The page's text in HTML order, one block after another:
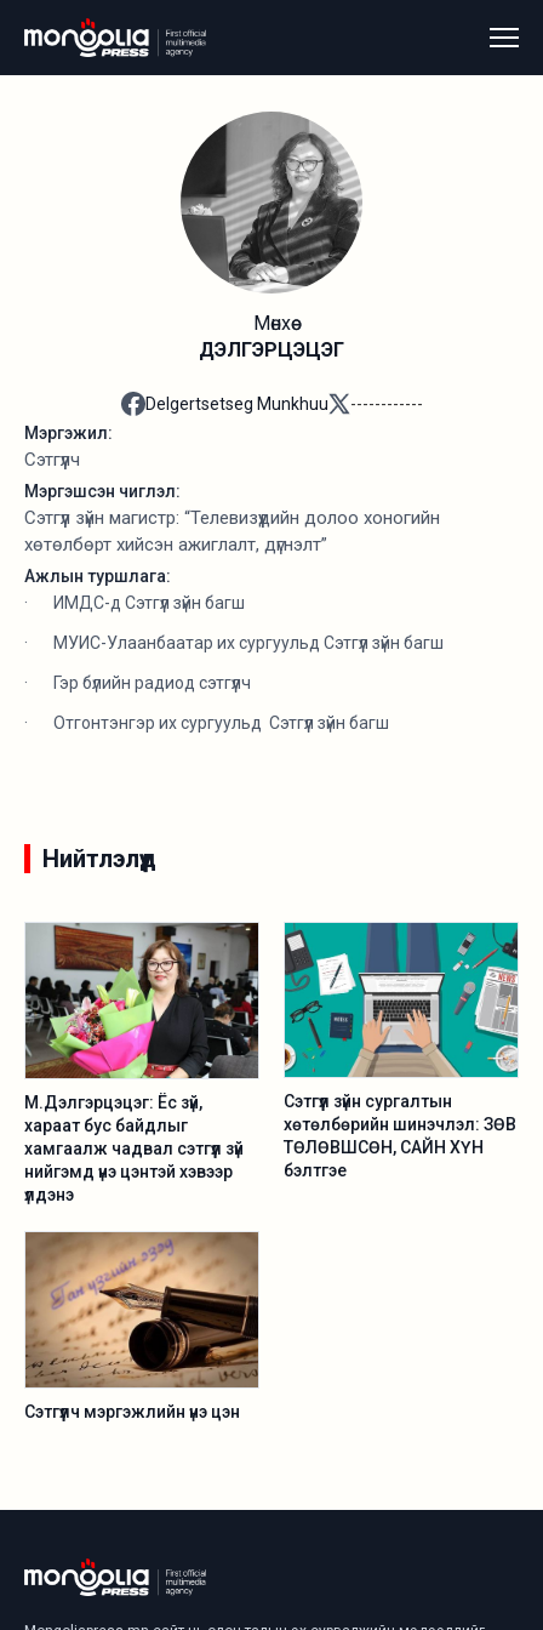
Мөнхөө
ДЭЛГЭРЦЭЦЭГ
Delgertsetseg Munkhuu
------------
Мэргэжил:
Сэтгүүлч
Мэргэшсэн чиглэл:
Сэтгүүл зүйн магистр: “Телевизүүдийн долоо хоногийн
хөтөлбөрт хийсэн ажиглалт, дүгнэлт”
Ажлын туршлага:
· ИМДС-д Сэтгүүл зүйн багш
· МУИС-Улаанбаатар их сургуульд Сэтгүүл зүйн багш
· Гэр бүлийн радиод сэтгүүлч
· Отгонтэнгэр их сургуульд Сэтгүүл зүйн багш
Нийтлэлүүд
М.Дэлгэрцэцэг: Ёс зүй,
хараат бус байдлыг
хамгаалж чадвал сэтгүүл зүй
нийгэмд үнэ цэнтэй хэвээр
үлдэнэ
Сэтгүүл зүйн сургалтын
хөтөлбөрийн шинэчлэл: ЗӨВ
ТӨЛӨВШСӨН, САЙН ХҮН
бэлтгэе
Сэтгүүлч мэргэжлийн үнэ цэн